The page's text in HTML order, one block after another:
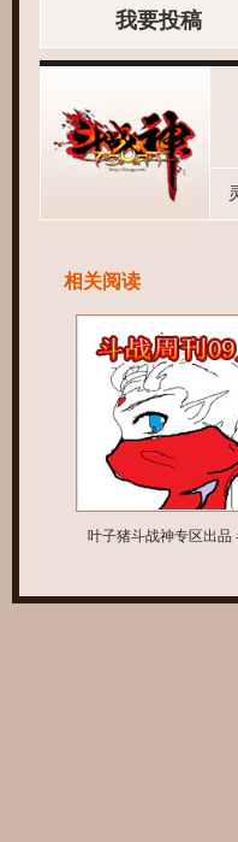
我要投稿
相关阅读
叶子猪斗战神专区出品